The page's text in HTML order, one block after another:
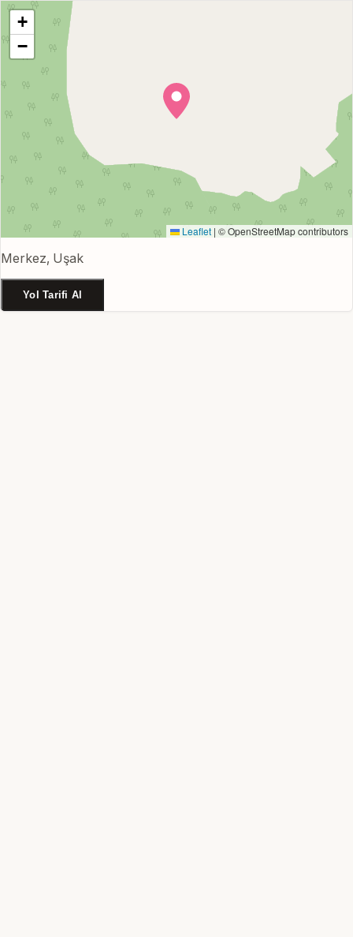
+
−
Leaflet | © OpenStreetMap contributors
Merkez, Uşak
Yol Tarifi Al